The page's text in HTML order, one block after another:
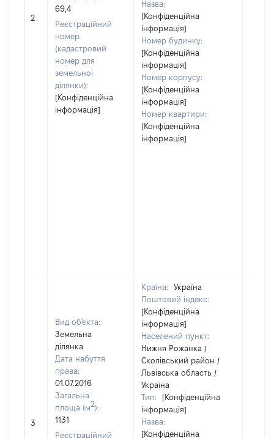
2
69,4
Реєстраційний
номер
(кадастровий
номер для
земельної
ділянки):
[Конфіденційна
інформація]
Назва:
[Конфіденційна
інформація]
Номер будинку:
[Конфіденційна
інформація]
Номер корпусу:
[Конфіденційна
інформація]
Номер квартири:
[Конфіденційна
інформація]
3
Вид об'єкта:
Земельна
ділянка
Дата набуття
права:
01.07.2016
Загальна
площа (м2):
1131
Реєстраційний
Країна:
Україна
Поштовий індекс:
[Конфіденційна
інформація]
Населений пункт:
Нижня Рожанка /
Сколівський район /
Львівська область /
Україна
Тип:
[Конфіденційна
інформація]
Назва:
[Конфіденційна